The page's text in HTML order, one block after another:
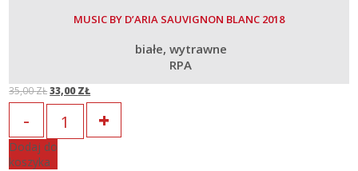
MUSIC BY D’ARIA SAUVIGNON BLANC 2018
białe wytrawne
RPA
35,00ZŁ
Original
price
33,00ZŁ
Current
price
Dodaj do
koszyka